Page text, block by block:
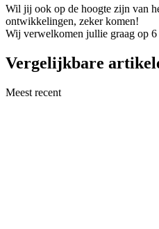
Wil jij ook op de hoogte zijn van
ontwikkelingen, zeker komen!
Wij verwelkomen jullie graag op 6
Vergelijkbare
Meest recent